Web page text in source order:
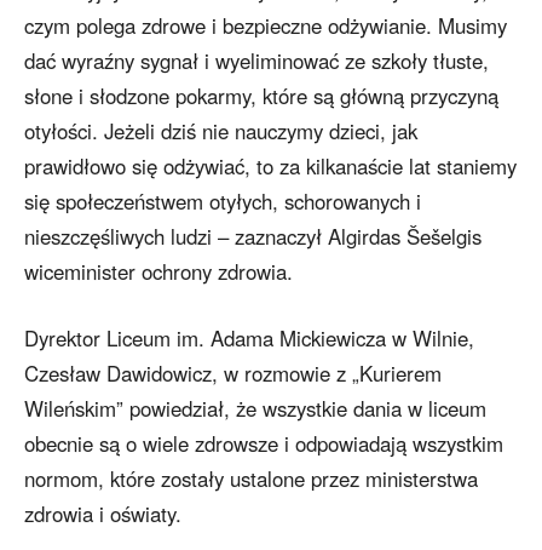
czym polega zdrowe i bezpieczne odżywianie. Musimy
dać wyraźny sygnał i wyeliminować ze szkoły tłuste,
słone i słodzone pokarmy, które są główną przyczyną
otyłości. Jeżeli dziś nie nauczymy dzieci, jak
prawidłowo się odżywiać, to za kilkanaście lat staniemy
się społeczeństwem otyłych, schorowanych i
nieszczęśliwych ludzi – zaznaczył Algirdas Šešelgis
wiceminister ochrony zdrowia.
Dyrektor Liceum im. Adama Mickiewicza w Wilnie,
Czesław Dawidowicz, w rozmowie z „Kurierem
Wileńskim” powiedział, że wszystkie dania w liceum
obecnie są o wiele zdrowsze i odpowiadają wszystkim
normom, które zostały ustalone przez ministerstwa
zdrowia i oświaty.